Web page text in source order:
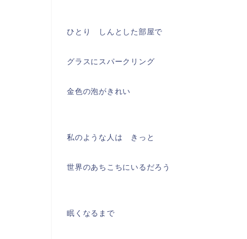
ひとり しんとした部屋で
グラスにスパークリング
金色の泡がきれい
私のような人は きっと
世界のあちこちにいるだろう
眠くなるまで